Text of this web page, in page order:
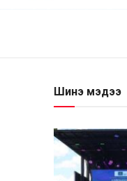
Шинэ мэдээ